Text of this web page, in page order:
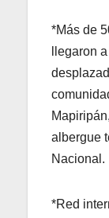
*Más de
llegaron
albergue
Nacional.
*Red